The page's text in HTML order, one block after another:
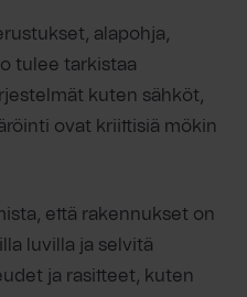
alapohja,
tulee tarkistaa
kuten sähköt,
ovat kriittisiä mökin
että rakennukset on
luvilla ja selvitä
ja rasitteet, kuten